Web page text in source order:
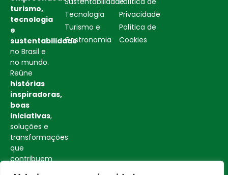
turismo,
tecnologia
e
sustentabilidade
no Brasil e
no mundo.
Reúne
histórias
inspiradoras,
boas
iniciativas,
soluções e
transformações
que
contribuem
Tecnologia
Turismo e
Gastronomia
Privacidade
Política de
Cookies